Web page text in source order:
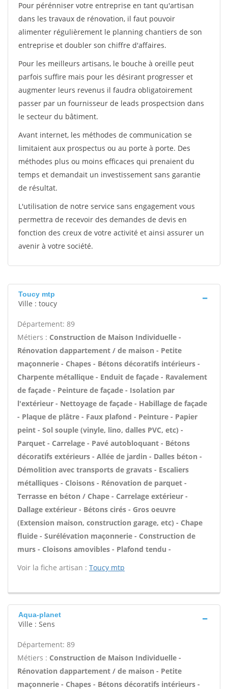
Pour pérénniser votre entreprise en tant qu'artisan
dans les travaux de rénovation, il faut pouvoir
alimenter régulièrement le planning chantiers de son
entreprise et doubler son chiffre d'affaires.
Pour les meilleurs artisans, le bouche à oreille peut
parfois suffire mais pour les désirant progresser et
augmenter leurs revenus il faudra obligatoirement
passer par un fournisseur de leads prospectsion dans
le secteur du bâtiment.
Avant internet, les méthodes de communication se
limitaient aux prospectus ou au porte à porte. Des
méthodes plus ou moins efficaces qui prenaient du
temps et demandait un investissement sans garantie
de résultat.
L'utilisation de notre service sans engagement vous
permettra de recevoir des demandes de devis en
fonction des creux de votre activité et ainsi assurer un
avenir à votre société.
Toucy mtp
Ville : toucy
Département: 89
Métiers : Construction de Maison Individuelle -
Rénovation dappartement / de maison - Petite
maçonnerie - Chapes - Bétons décoratifs intérieurs -
Charpente métallique - Enduit de façade - Ravalement
de façade - Peinture de façade - Isolation par
l'extérieur - Nettoyage de façade - Habillage de façade
- Plaque de plâtre - Faux plafond - Peinture - Papier
peint - Sol souple (vinyle, lino, dalles PVC, etc) -
Parquet - Carrelage - Pavé autobloquant - Bétons
décoratifs extérieurs - Allée de jardin - Dalles béton -
Démolition avec transports de gravats - Escaliers
métalliques - Cloisons - Rénovation de parquet -
Terrasse en béton / Chape - Carrelage extérieur -
Dallage extérieur - Bétons cirés - Gros oeuvre
(Extension maison, construction garage, etc) - Chape
fluide - Surélévation maçonnerie - Construction de
murs - Cloisons amovibles - Plafond tendu -
Voir la fiche artisan : Toucy mtp
Aqua-planet
Ville : Sens
Département: 89
Métiers : Construction de Maison Individuelle -
Rénovation dappartement / de maison - Petite
maçonnerie - Chapes - Bétons décoratifs intérieurs -